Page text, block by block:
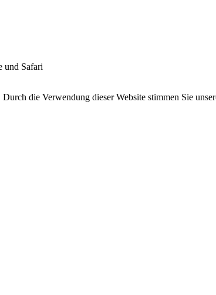
und Safari
die Verwendung dieser Website stimmen Sie